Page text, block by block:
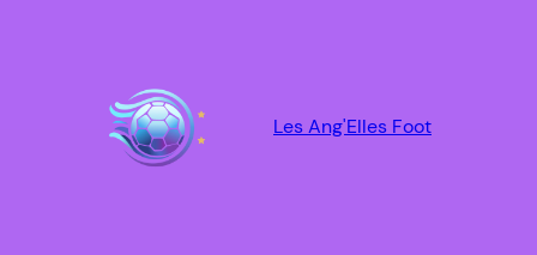
Les Ang'Elles Foot